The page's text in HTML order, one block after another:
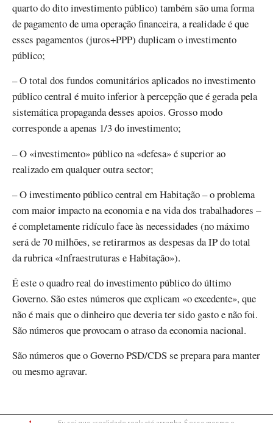
quarto do dito investimento público) também são uma forma
de pagamento de uma operação financeira, a realidade é que
esses pagamentos (juros+PPP) duplicam o investimento
público;
– O total dos fundos comunitários aplicados no investimento
público central é muito inferior à percepção que é gerada pela
sistemática propaganda desses apoios. Grosso modo
corresponde a apenas 1/3 do investimento;
– O «investimento» público na «defesa» é superior ao
realizado em qualquer outra sector;
– O investimento público central em Habitação – o problema
com maior impacto na economia e na vida dos trabalhadores –
é completamente ridículo face às necessidades (no máximo
será de 70 milhões, se retirarmos as despesas da IP do total
da rubrica «Infraestruturas e Habitação»).
É este o quadro real do investimento público do último
Governo. São estes números que explicam «o excedente», que
não é mais que o dinheiro que deveria ter sido gasto e não foi.
São números que provocam o atraso da economia nacional.
São números que o Governo PSD/CDS se prepara para manter
ou mesmo agravar.